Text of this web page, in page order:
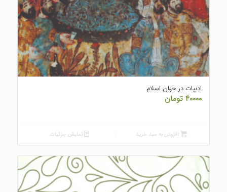
ادبیات در جهان اسلام
۴۰۰۰۰ تومان
افزودن به سبد خرید نمایش جزئیات